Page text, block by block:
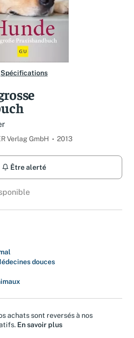
dans votre compte pour être alerté dès
qu'il est en stock.
Créer une alerte
Spécifications
Verlag GmbH 2013
Être alerté
douces
achats sont reversés à nos
En savoir plus